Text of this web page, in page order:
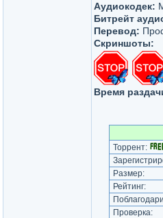
Аудиокодек:
Битрейт
Перевод:
Скриншоты:
Время
Торрент:
Размер:
Рейтинг:
Проверка: